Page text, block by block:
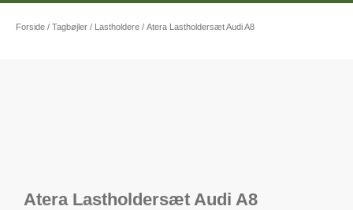
Forside / Tagbøjler / Lastholdere / Atera Lastholdersæt Audi A8
Atera Lastholdersæt Audi A8